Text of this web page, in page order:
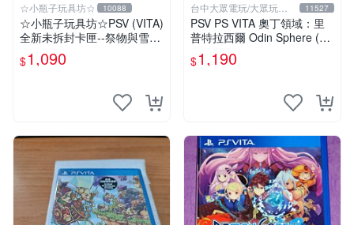
☆小瓶子玩具坊☆ 10088
☆小瓶子玩具坊☆PSV (VITA)
全新未拆封卡匣--祭物與雪中
的剎那
$1,090
台中大眾電玩/大眾玩具
店
11527
PSV PS VITA 奧丁領域：里
普特拉西爾 Odin Sphere (中
文版)**(二手商品)【台中大眾
電玩】
$1,190